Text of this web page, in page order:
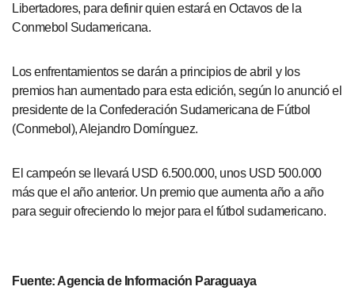
Libertadores, para definir quien estará en Octavos de la
Conmebol Sudamericana.
Los enfrentamientos se darán a principios de abril y los
premios han aumentado para esta edición, según lo anunció el
presidente de la Confederación Sudamericana de Fútbol
(Conmebol), Alejandro Domínguez.
El campeón se llevará USD 6.500.000, unos USD 500.000
más que el año anterior. Un premio que aumenta año a año
para seguir ofreciendo lo mejor para el fútbol sudamericano.
Fuente: Agencia de Información Paraguaya